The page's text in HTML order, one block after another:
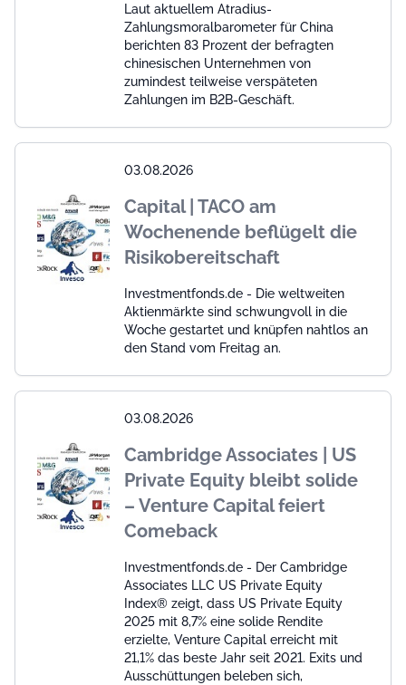
Laut aktuellem Atradius-
Zahlungsmoralbarometer für China
berichten 83 Prozent der befragten
chinesischen Unternehmen von
zumindest teilweise verspäteten
Zahlungen im B2B-Geschäft.
03.08.2026
Capital | TACO am
Wochenende beflügelt die
Risikobereitschaft
Investmentfonds.de - Die weltweiten
Aktienmärkte sind schwungvoll in die
Woche gestartet und knüpfen nahtlos an
den Stand vom Freitag an.
03.08.2026
Cambridge Associates | US
Private Equity bleibt solide
– Venture Capital feiert
Comeback
Investmentfonds.de - Der Cambridge
Associates LLC US Private Equity
Index® zeigt, dass US Private Equity
2025 mit 8,7% eine solide Rendite
erzielte, Venture Capital erreicht mit
21,1% das beste Jahr seit 2021. Exits und
Ausschüttungen beleben sich,